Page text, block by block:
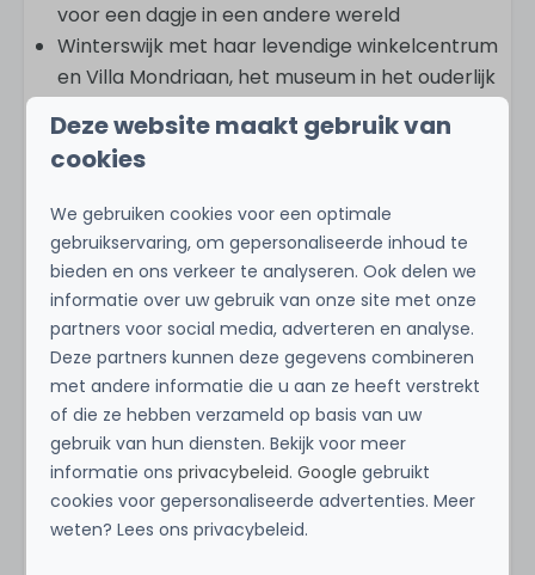
voor een dagje in een andere wereld
Winterswijk met haar levendige winkelcentrum
en Villa Mondriaan, het museum in het ouderlijk
huis van Piet Mondriaan
Het authentieke Bredevoort, bekend om haar
maandelijkse boekenmarkten en talloze
antiquariaten
Bronckhorst, het kleinste stadje van Nederland,
met een pittoresk sfeerbeeld en de
Achtkastelenfietsroute
Doesburg met haar indrukwekkende
historische binnenstad en het
mosterdmuseum
Kunstliefhebbers kunnen genieten van
Museum More in Gorssel en het kasteel Ruurlo,
met moderne realistische kunst en
indrukwekkende collectie
Deze website maakt gebruik van
cookies
We gebruiken cookies voor een optimale
gebruikservaring, om gepersonaliseerde inhoud te
bieden en ons verkeer te analyseren. Ook delen we
informatie over uw gebruik van onze site met onze
partners voor social media, adverteren en analyse.
Deze partners kunnen deze gegevens combineren
met andere informatie die u aan ze heeft verstrekt
of die ze hebben verzameld op basis van uw
gebruik van hun diensten. Bekijk voor meer
informatie onsprivacybeleid.Google gebruikt
cookies voor gepersonaliseerde advertenties. Meer
weten? Lees ons privacybeleid.